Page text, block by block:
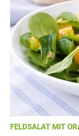
FELDSALAT MIT